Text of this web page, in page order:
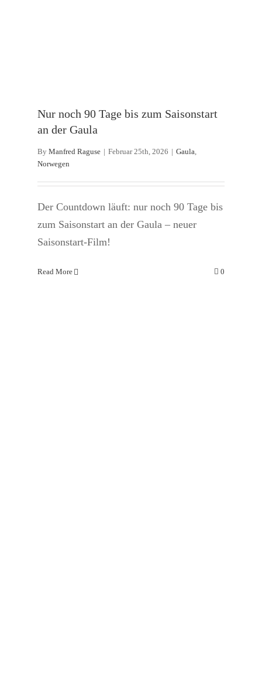
Nur noch 90 Tage bis zum Saisonstart
an der Gaula
By Manfred Raguse | Februar 25th, 2026 | Gaula,
Norwegen
Der Countdown läuft: nur noch 90 Tage bis
zum Saisonstart an der Gaula – neuer
Saisonstart-Film!
Read More 0